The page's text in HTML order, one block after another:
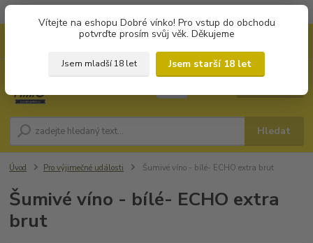
Vítejte na eshopu Dobré vínko! Pro vstup do obchodu
potvrďte prosím svůj věk. Děkujeme
Jsem mladší 18 let
Jsem starší 18 let
Hledat
Úvod Pro výjimečné události Šumivé víno - bílé- ECHO extra brut
Šumivé víno - bílé- ECHO extra
brut